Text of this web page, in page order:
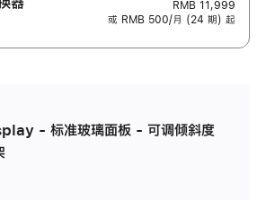
RMB 11,999
或 RMB 500/月 (24 期) 起
- 标准玻璃面板 - 可调倾斜度